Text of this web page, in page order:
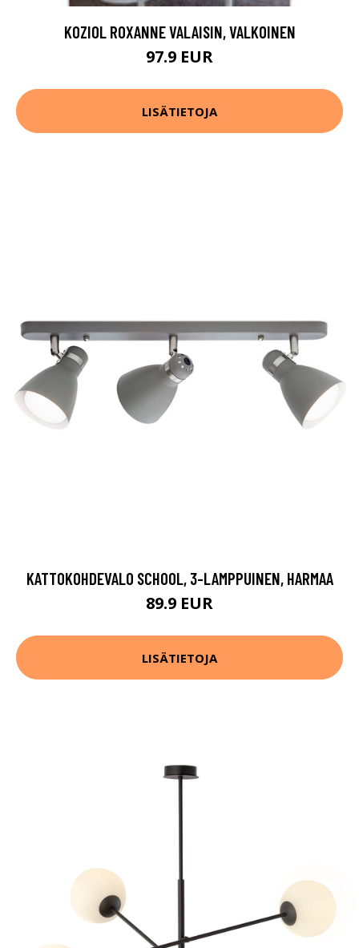
KOZIOL ROXANNE VALAISIN, VALKOINEN
97.9 EUR
LISÄTIETOJA
KATTOKOHDEVALO SCHOOL, 3-LAMPPUINEN, HARMAA
89.9 EUR
LISÄTIETOJA